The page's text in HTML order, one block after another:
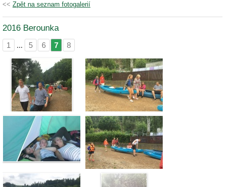
<< Zpět na seznam fotogalerií
2016 Berounka
1 ... 5 6 7 8